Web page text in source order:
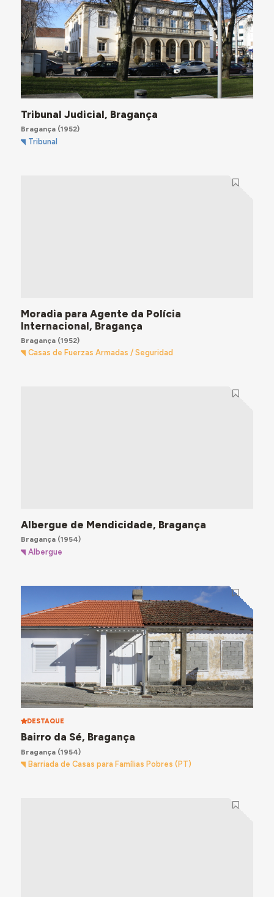
Tribunal Judicial, Bragança
Bragança(1952)
Tribunal
Moradia para Agente da Polícia
Internacional, Bragança
Bragança(1952)
Casas de Fuerzas Armadas / Seguridad
Albergue de Mendicidade, Bragança
Bragança(1954)
Albergue
DESTAQUE
Bairro da Sé, Bragança
Bragança(1954)
Barriada de Casas para Famílias Pobres (PT)